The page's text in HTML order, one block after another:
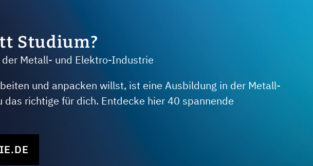
Studium?
Metall- und Elektro-Industrie
und anpacken willst, ist eine Ausbildung in der Metall-
richtige für dich. Entdecke hier 40 spannende